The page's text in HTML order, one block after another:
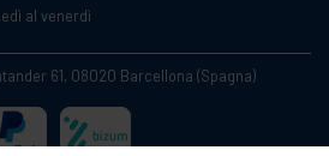
al venerdì
61, 08020 Barcellona (Spagna)